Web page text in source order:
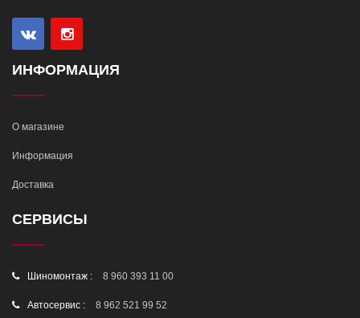
ИНФОРМАЦИЯ
О магазине
Информация
Доставка
СЕРВИСЫ
Шиномонтаж : 8 960 393 11 00
Автосервис : 8 962 521 99 52